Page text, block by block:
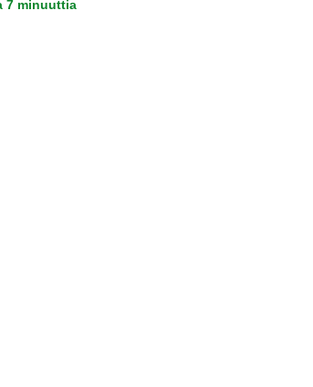
7 minuuttia